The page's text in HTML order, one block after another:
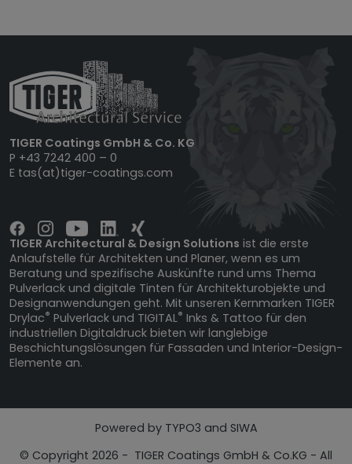
TIGER Coatings GmbH & Co. KG
P +43 7242 400 – 0
E tas(at)tiger-coatings.com
TIGER Architectural & Design Solutions ist die erste
Anlaufstelle für Architekten und Planer, wenn es um
Beratung und spezifische Auskünfte rund ums Thema
Pulverlack und digitale Tinten für Architekturobjekte und
Designanwendungen geht. Mit unseren Kernmarken TIGER
Drylac® Pulverlack und TIGITAL® Inks & Tattoo für den
industriellen Digitaldruck bieten wir langlebige
Beschichtungslösungen für Fassaden und Interior-Design-
Elemente an.
Powered by TYPO3 and SIWA
© Copyright 2026 - TIGER Coatings GmbH & Co.KG - All